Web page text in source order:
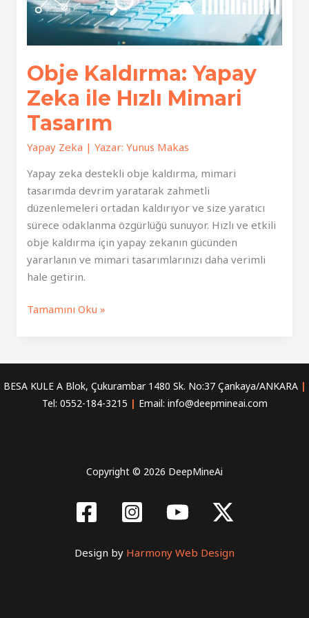
Obje Kaldırma: Yapay
Zeka ile Hızlı Mimari
Tasarım
Yapay Zeka | Yazar: Yunus Makas
Yapay zeka destekli obje kaldırma, mimari
tasarımda devrim yaratarak zahmetli
düzenlemeleri ortadan kaldırıyor ve size yaratıcı
sürece odaklanma özgürlüğü sunuyor. Hızlı ve etkili
obje kaldırma için yapay zekanın gücünden
yararlanın ve mimari tasarımlarınızı daha verimli
hale getirin.
Obje
Zeka
Tamamını Oku »
BESA KULE A Blok, Çukurambar 1480 Sk. No:37 Çankaya/ANKARA |
Tel: 0552-184-3215 | Email: info@deepmineai.com
Copyright © 2026 DeepMineAi
Design by Harmony Web Design